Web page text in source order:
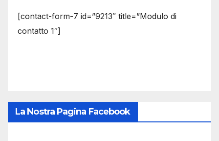
[contact-form-7 id=”9213″ title=”Modulo di
contatto 1″]
La Nostra Pagina Facebook